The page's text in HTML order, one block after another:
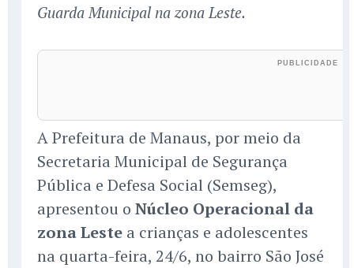
Guarda Municipal na zona Leste.
A Prefeitura de Manaus, por meio da
Secretaria Municipal de Segurança
Pública e Defesa Social (Semseg),
apresentou o Núcleo Operacional da
zona Leste a crianças e adolescentes
na quarta-feira, 24/6, no bairro São José